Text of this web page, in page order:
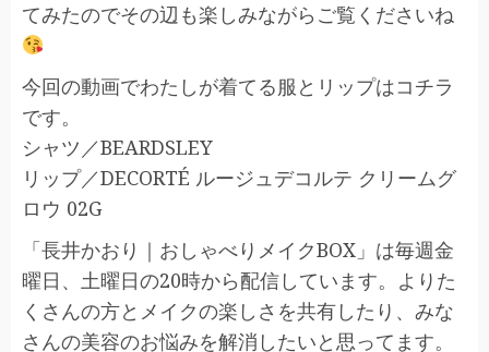
てみたのでその辺も楽しみながらご覧くださいね
今回の動画でわたしが着てる服とリップはコチラ
です。
シャツ／BEARDSLEY
リップ／DECORTÉ ルージュデコルテ クリームグ
ロウ 02G
「長井かおり｜おしゃべりメイクBOX」は毎週金
曜日、土曜日の20時から配信しています。よりた
くさんの方とメイクの楽しさを共有したり、みな
さんの美容のお悩みを解消したいと思ってます。